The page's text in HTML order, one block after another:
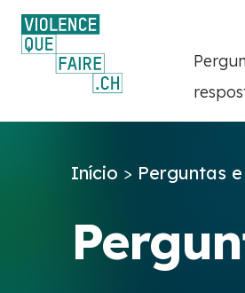
Início > Perguntas